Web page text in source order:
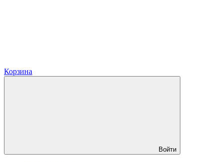
Корзина
Войти